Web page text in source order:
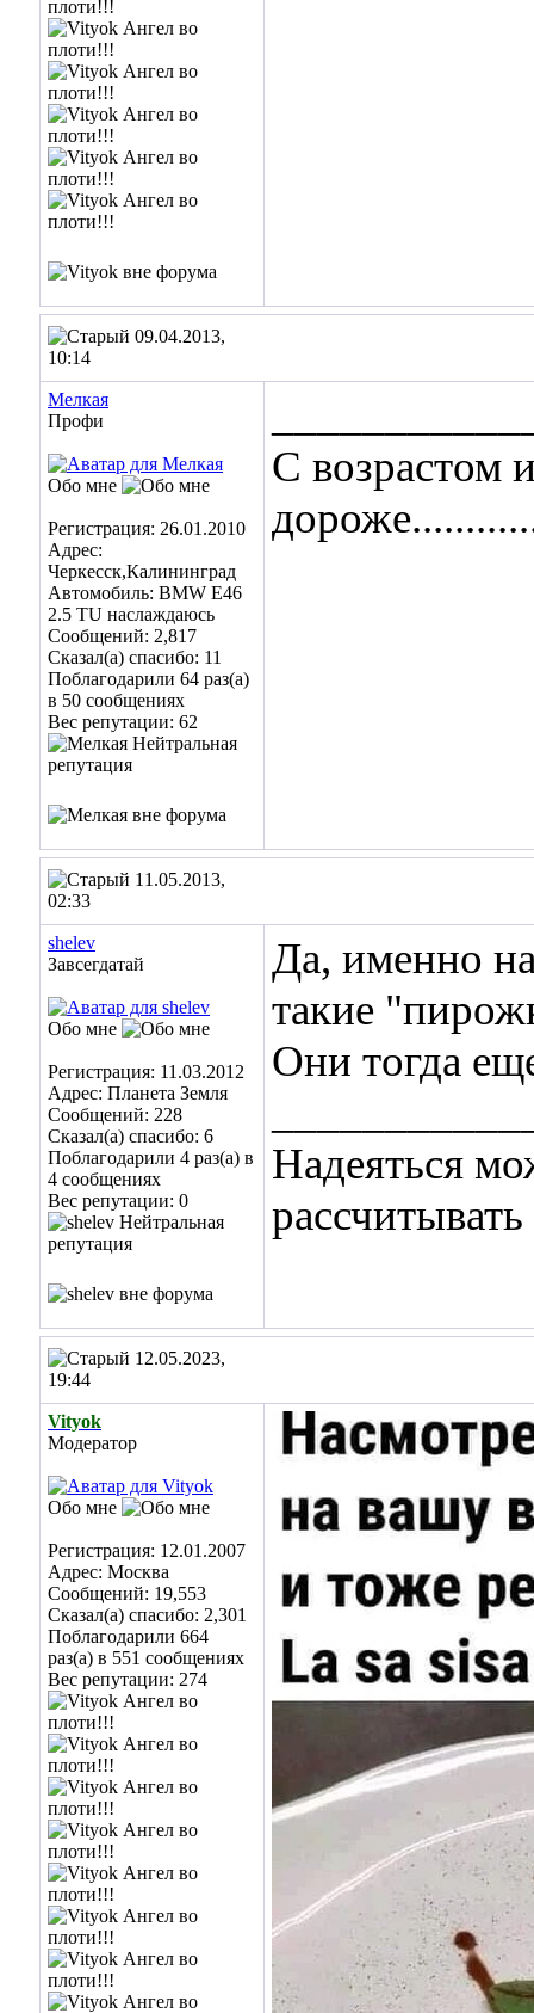
09.04.2013,
10:14
Мелкая
Профи
Обо мне
Регистрация: 26.01.2010
Адрес:
Черкесск,Калининград
Автомобиль: BMW E46
2.5 TU наслаждаюсь
Сообщений: 2,817
Сказал(а) спасибо: 11
Поблагодарили 64 раз(а)
в 50 сообщениях
Вес репутации: 62
С возрастом
11.05.2013,
02:33
shelev
Завсегдатай
Обо мне
Регистрация: 11.03.2012
Адрес: Планета Земля
Сообщений: 228
Сказал(а) спасибо: 6
Поблагодарили 4 раз(а) в
4 сообщениях
Вес репутации: 0
Да, именно
такие
Они тогда
Надеяться
12.05.2023,
19:44
Vityok
Модератор
Обо мне
Регистрация: 12.01.2007
Адрес: Москва
Сообщений: 19,553
Сказал(а) спасибо: 2,301
Поблагодарили 664
раз(а) в 551 сообщениях
Вес репутации: 274